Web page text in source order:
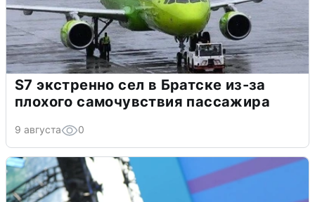
S7 экстренно сел в Братске из-за
плохого самочувствия пассажира
9 августа 0